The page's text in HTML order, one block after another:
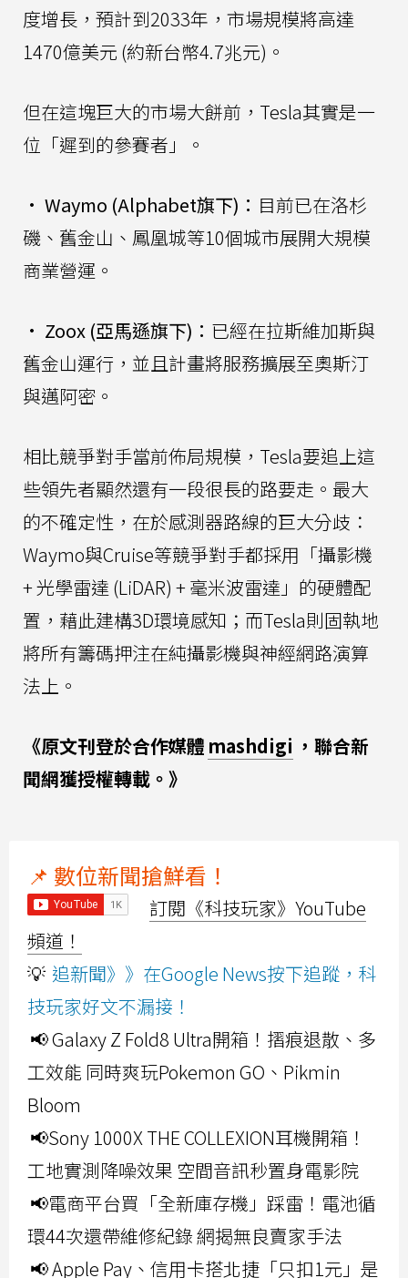
度增長，預計到2033年，市場規模將高達
1470億美元 (約新台幣4.7兆元)。
但在這塊巨大的市場大餅前，Tesla其實是一
位「遲到的參賽者」。
• Waymo (Alphabet旗下)： 目前已在洛杉
磯、舊金山、鳳凰城等10個城市展開大規模
商業營運。
• Zoox (亞馬遜旗下)： 已經在拉斯維加斯與
舊金山運行，並且計畫將服務擴展至奧斯汀
與邁阿密。
相比競爭對手當前佈局規模，Tesla要追上這
些領先者顯然還有一段很長的路要走。最大
的不確定性，在於感測器路線的巨大分歧：
Waymo與Cruise等競爭對手都採用「攝影機
+ 光學雷達 (LiDAR) + 毫米波雷達」的硬體配
置，藉此建構3D環境感知；而Tesla則固執地
將所有籌碼押注在純攝影機與神經網路演算
法上。
《原文刊登於合作媒體 mashdigi ，聯合新
聞網獲授權轉載。》
📌 數位新聞搶鮮看！
訂閱《科技玩家》YouTube
頻道！
💡 追新聞》》在Google News按下追蹤，科
技玩家好文不漏接！
📢 Galaxy Z Fold8 Ultra開箱！摺痕退散、多
工效能 同時爽玩Pokemon GO、Pikmin
Bloom
📢Sony 1000X THE COLLEXION耳機開箱！
工地實測降噪效果 空間音訊秒置身電影院
📢電商平台買「全新庫存機」踩雷！電池循
環44次還帶維修紀錄 網揭無良賣家手法
📢 Apple Pay、信用卡搭北捷「只扣1元」是